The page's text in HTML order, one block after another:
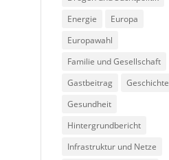
Energie
Europa
Europawahl
Familie und Gesellschaft
Gastbeitrag
Geschichte
Gesundheit
Hintergrundbericht
Infrastruktur und Netze